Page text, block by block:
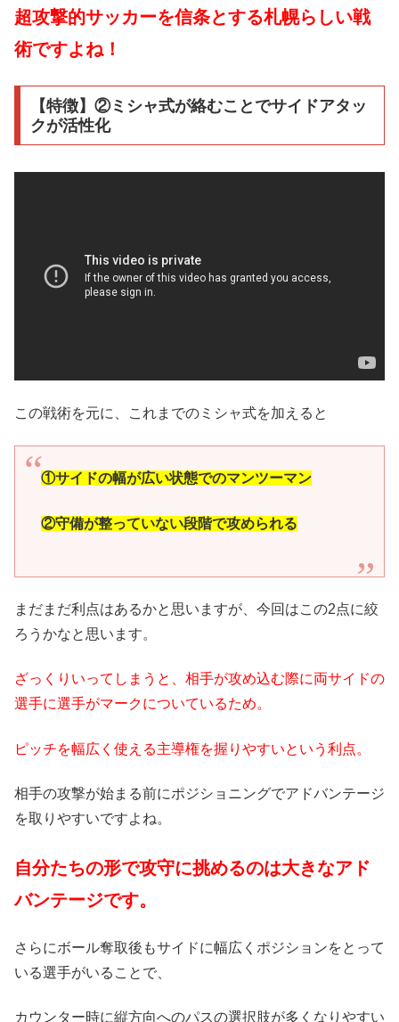
超攻撃的サッカーを信条とする札幌らしい戦
術ですよね！
【特徴】②ミシャ式が絡むことでサイドアタッ
クが活性化
この戦術を元に、これまでのミシャ式を加えると
①サイドの幅が広い状態でのマンツーマン
②守備が整っていない段階で攻められる
まだまだ利点はあるかと思いますが、今回はこの2点に絞
ろうかなと思います。
ざっくりいってしまうと、相手が攻め込む際に両サイドの
選手に選手がマークについているため。
ピッチを幅広く使える主導権を握りやすいという利点。
相手の攻撃が始まる前にポジショニングでアドバンテージ
を取りやすいですよね。
自分たちの形で攻守に挑めるのは大きなアド
バンテージです。
さらにボール奪取後もサイドに幅広くポジションをとって
いる選手がいることで、
カウンター時に縦方向へのパスの選択肢が多くなりやすい